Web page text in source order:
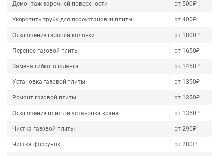
Демонтаж варочной поверхности от 500₽
Укоротить трубу для переустановки плиты от 400₽
Отключение газовой колонки от 1800₽
Перенос газовой плиты от 1650₽
Замена гибкого шланга от 1450₽
Установка газовой плиты от 1350₽
Ремонт газовой плиты от 1350₽
Отключение плиты и установка крана от 1350₽
Чистка газовой плиты от 290₽
Чистка форсунок от 280₽